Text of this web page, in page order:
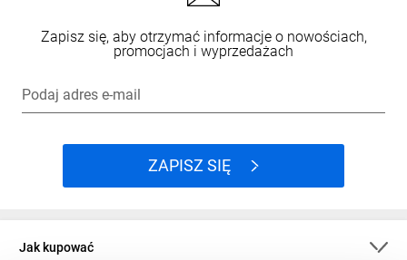
Zapisz się, aby otrzymać informacje o nowościach,
promocjach i wyprzedażach
Podaj adres e-mail
ZAPISZ SIĘ
Jak kupować